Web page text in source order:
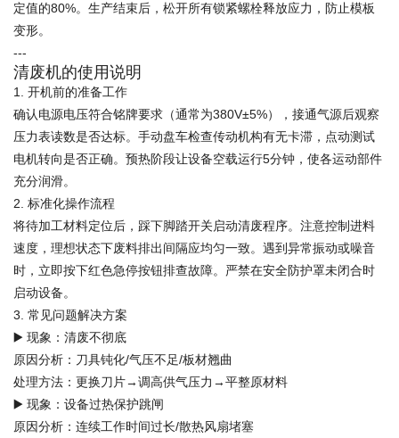
定值的80%。生产结束后，松开所有锁紧螺栓释放应力，防止模板
变形。
---
清废机的使用说明
1. 开机前的准备工作
确认电源电压符合铭牌要求（通常为380V±5%），接通气源后观察
压力表读数是否达标。手动盘车检查传动机构有无卡滞，点动测试
电机转向是否正确。预热阶段让设备空载运行5分钟，使各运动部件
充分润滑。
2. 标准化操作流程
将待加工材料定位后，踩下脚踏开关启动清废程序。注意控制进料
速度，理想状态下废料排出间隔应均匀一致。遇到异常振动或噪音
时，立即按下红色急停按钮排查故障。严禁在安全防护罩未闭合时
启动设备。
3. 常见问题解决方案
▶️ 现象：清废不彻底
原因分析：刀具钝化/气压不足/板材翘曲
处理方法：更换刀片→调高供气压力→平整原材料
▶️ 现象：设备过热保护跳闸
原因分析：连续工作时间过长/散热风扇堵塞